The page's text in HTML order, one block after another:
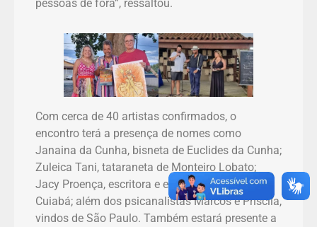
pessoas de fora”, ressaltou.
Com cerca de 40 artistas confirmados, o
encontro terá a presença de nomes como
Janaina da Cunha, bisneta de Euclides da Cunha;
Zuleica Tani, tataraneta de Monteiro Lobato;
Jacy Proença, escritora e ex-vice-prefeita de
Cuiabá; além dos psicanalistas Marcos e Priscila,
vindos de São Paulo. Também estará presente a